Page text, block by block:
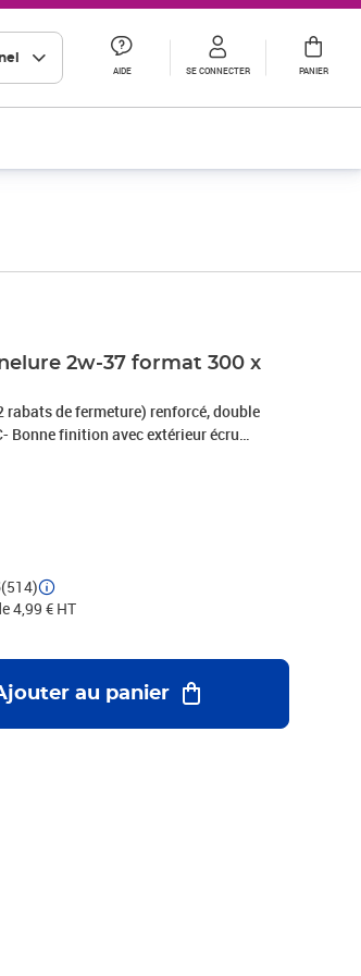
AIDE SE CONNECTER PANIER
2w-37 format 300 x
de fermeture) renforcé, double
Bonne finition avec extérieur écru
expéditions- Très pratique pour vos
qualité/prix en terme de protection et de
(514)
4,99 € HT
au panier